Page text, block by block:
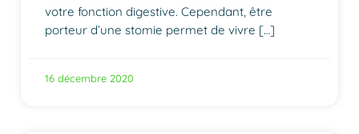
votre fonction digestive. Cependant, être
porteur d’une stomie permet de vivre […]
16 décembre 2020